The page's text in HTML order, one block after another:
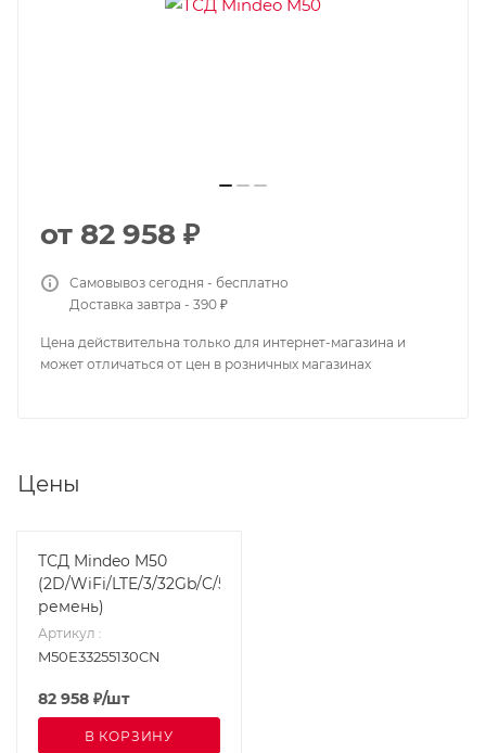
от 82 958 ₽
Самовывоз сегодня - бесплатно
Доставка завтра - 390 ₽
Цена действительна только для интернет-магазина и
может отличаться от цен в розничных магазинах
Цены
ТСД Mindeo M50
(2D/WiFi/LTE/3/32Gb/C/5000mAh/USB/EU/
ремень)
Артикул :
M50E33255130CN
82 958 ₽/шт
В КОРЗИНУ